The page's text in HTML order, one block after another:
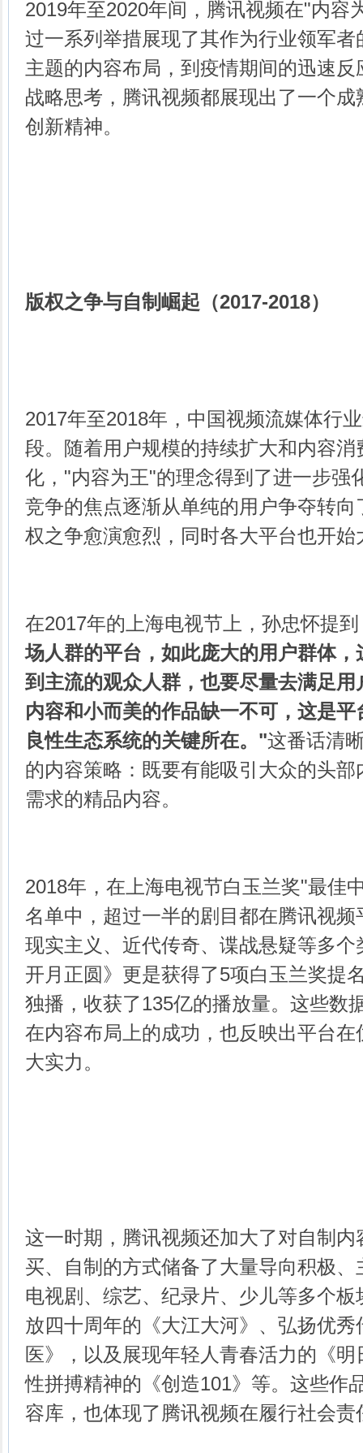
2019年至2020年间，腾讯视频在"内容
过一系列举措展现了其作为行业领军
主题的内容布局，到疫情期间的迅速
战略思考，腾讯视频都展现出了一个
创新精神。
版权之争与自制崛起（2017-2018）
2017年至2018年，中国视频流媒体行
段。随着用户规模的持续扩大和内容
化，"内容为王"的理念得到了进一步强
竞争的焦点逐渐从单纯的用户争夺转
权之争愈演愈烈，同时各大平台也开
在2017年的上海电视节上，孙忠怀提
场人群的平台，如此庞大的用户群体
到主流的观众人群，也要尽量去满足
内容和小而美的作品缺一不可，这是
良性生态系统的关键所在。"这番话清
的内容策略：既要有能吸引大众的头
需求的精品内容。
2018年，在上海电视节白玉兰奖"最佳
名单中，超过一半的剧目都在腾讯视
现实主义、近代传奇、谍战悬疑等多
开月正圆》更是获得了5项白玉兰奖提
独播，收获了135亿的播放量。这些数
在内容布局上的成功，也反映出平台
大实力。
这一时期，腾讯视频还加大了对自制
买、自制的方式储备了大量导向积极
电视剧、综艺、纪录片、少儿等多个
放四十周年的《大江大河》、弘扬优
医》，以及展现年轻人青春活力的《
性拼搏精神的《创造101》等。这些作
容库，也体现了腾讯视频在履行社会责